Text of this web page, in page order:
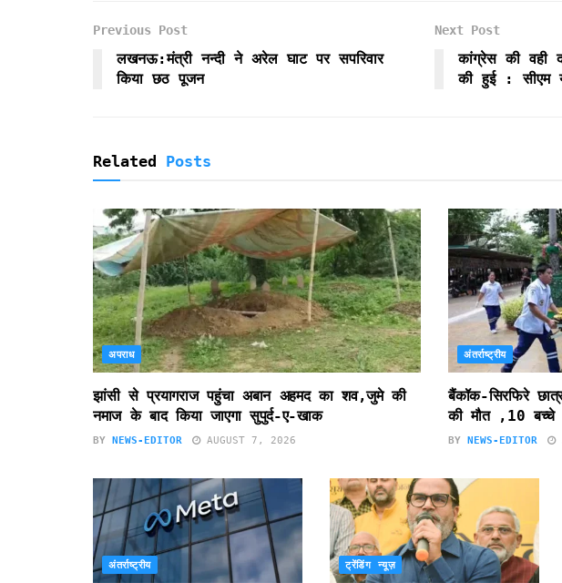
o
k
r
p
i
Previous Post
लखनऊ:मंत्री नन्दी ने अरेल घाट पर सपरिवार
किया छठ पूजन
Next Post
कांग्रेस की वही
की हुई : सीएम
Related Posts
अपराध
झांसी से प्रयागराज पहुंचा अबान अहमद का शव,जुमे की
नमाज के बाद किया जाएगा सुपुर्द-ए-खाक
BY NEWS-EDITOR AUGUST 7, 2026
अंतर्राष्ट्रीय
बैंकॉक-सिरफिरे
की मौत ,10 बच्चे
BY NEWS-EDITOR
अंतर्राष्ट्रीय ट्रेंडिंग न्यूज़